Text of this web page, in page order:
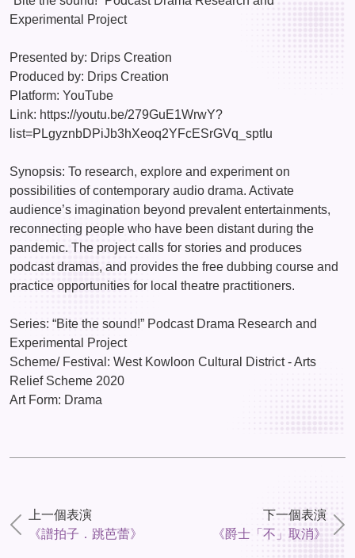
Experimental Project
Presented by: Drips Creation
Produced by: Drips Creation
Platform: YouTube
Link: https://youtu.be/279GuE1WrwY?
list=PLgyznbDPiJb3hXeoq2YFcESrGVq_sptIu
Synopsis: To research, explore and experiment on
possibilities of contemporary audio drama. Activate
audience’s imagination beyond prevalent entertainments,
reconnecting people who have been distant during the
pandemic. The project calls for stories and produces
podcast dramas, and provides the free dubbing course and
practice opportunities for local theatre practitioners.
Series: “Bite the sound!” Podcast Drama Research and
Experimental Project
Scheme/ Festival: West Kowloon Cultural District - Arts
Relief Scheme 2020
Art Form: Drama
上一個表演
《譜拍子．跳芭蕾》
下一個表演
《爵士「不」取消》